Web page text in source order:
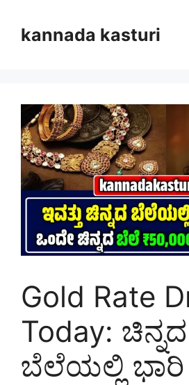
contentkannada kasturi
Gold Rate
Today: ಚಿನ್ನದ
ಬೆಲೆಯಲ್ಲಿ